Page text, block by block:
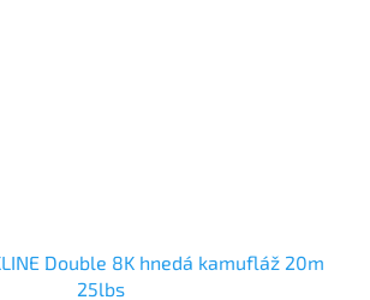
Double 8K hnedá kamufláž 20m
25lbs